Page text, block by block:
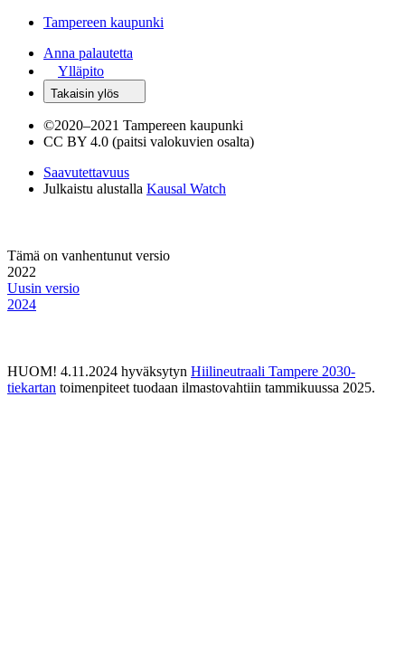
Tampereen kaupunki
Anna palautetta
Ylläpito
Takaisin ylös
©2020–2021 Tampereen kaupunki
CC BY 4.0 (paitsi valokuvien osalta)
Saavutettavuus
Julkaistu alustalla Kausal Watch
Tämä on vanhentunut versio
2022
Uusin versio
2024
HUOM! 4.11.2024 hyväksytyn Hiilineutraali Tampere 2030-
tiekartan toimenpiteet tuodaan ilmastovahtiin tammikuussa 2025.